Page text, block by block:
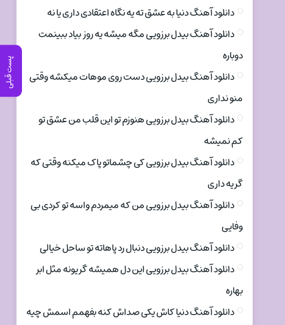
پست قبلی
دانلود آهنگ دنیا به عشق ته یه نگاه اعتقادی داری یا نه
دانلود آهنگ بیدل برزویی مگه میشه یه روز بیاد ببینمت
دوباره
دانلود آهنگ بیدل برزویی دست روی موهات میکشه وقتی
منو نداری
دانلود آهنگ بیدل برزویی هنوزم تو این قلب من عشق تو
کم نمیشه
دانلود آهنگ بیدل برزویی کی چشماتو پاک میکنه وقتی که
گریه داری
دانلود آهنگ بیدل برزویی من که میمردم واسه تو کردی بی
وفایی
دانلود آهنگ بیدل برزویی دنبال رد پاهاته تو ساحل خیالی
دانلود آهنگ بیدل برزویی این دل همیشه گریونه مثل ابر
بهاره
دانلود آهنگ دنیا کاش یکی صداش کنه بفهمم اسمش چیه